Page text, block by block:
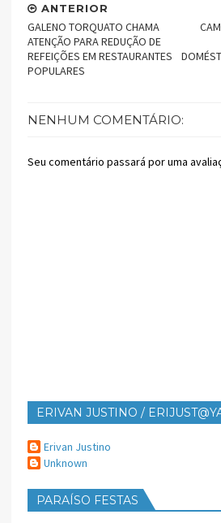
ANTERIOR
GALENO TORQUATO CHAMA
ATENÇÃO PARA REDUÇÃO DE
REFEIÇÕES EM RESTAURANTES
POPULARES
NENHUM COMENTÁRIO:
Seu comentário passará por uma
ERIVAN JUSTINO /
Erivan Justino
Unknown
PARAÍSO FESTAS